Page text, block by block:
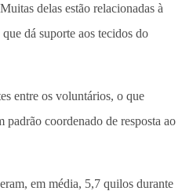
delas estão relacionadas à
dá suporte aos tecidos do
entre os voluntários, o que
padrão coordenado de resposta ao
em média, 5,7 quilos durante